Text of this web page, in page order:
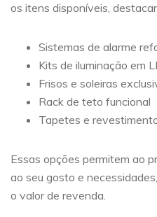
os itens disponíveis,
Sistemas de alarme
Kits de iluminação em
Frisos e soleiras
Rack de teto funcional
Tapetes e
Essas opções permitem ao
ao seu gosto e
o valor de revenda.